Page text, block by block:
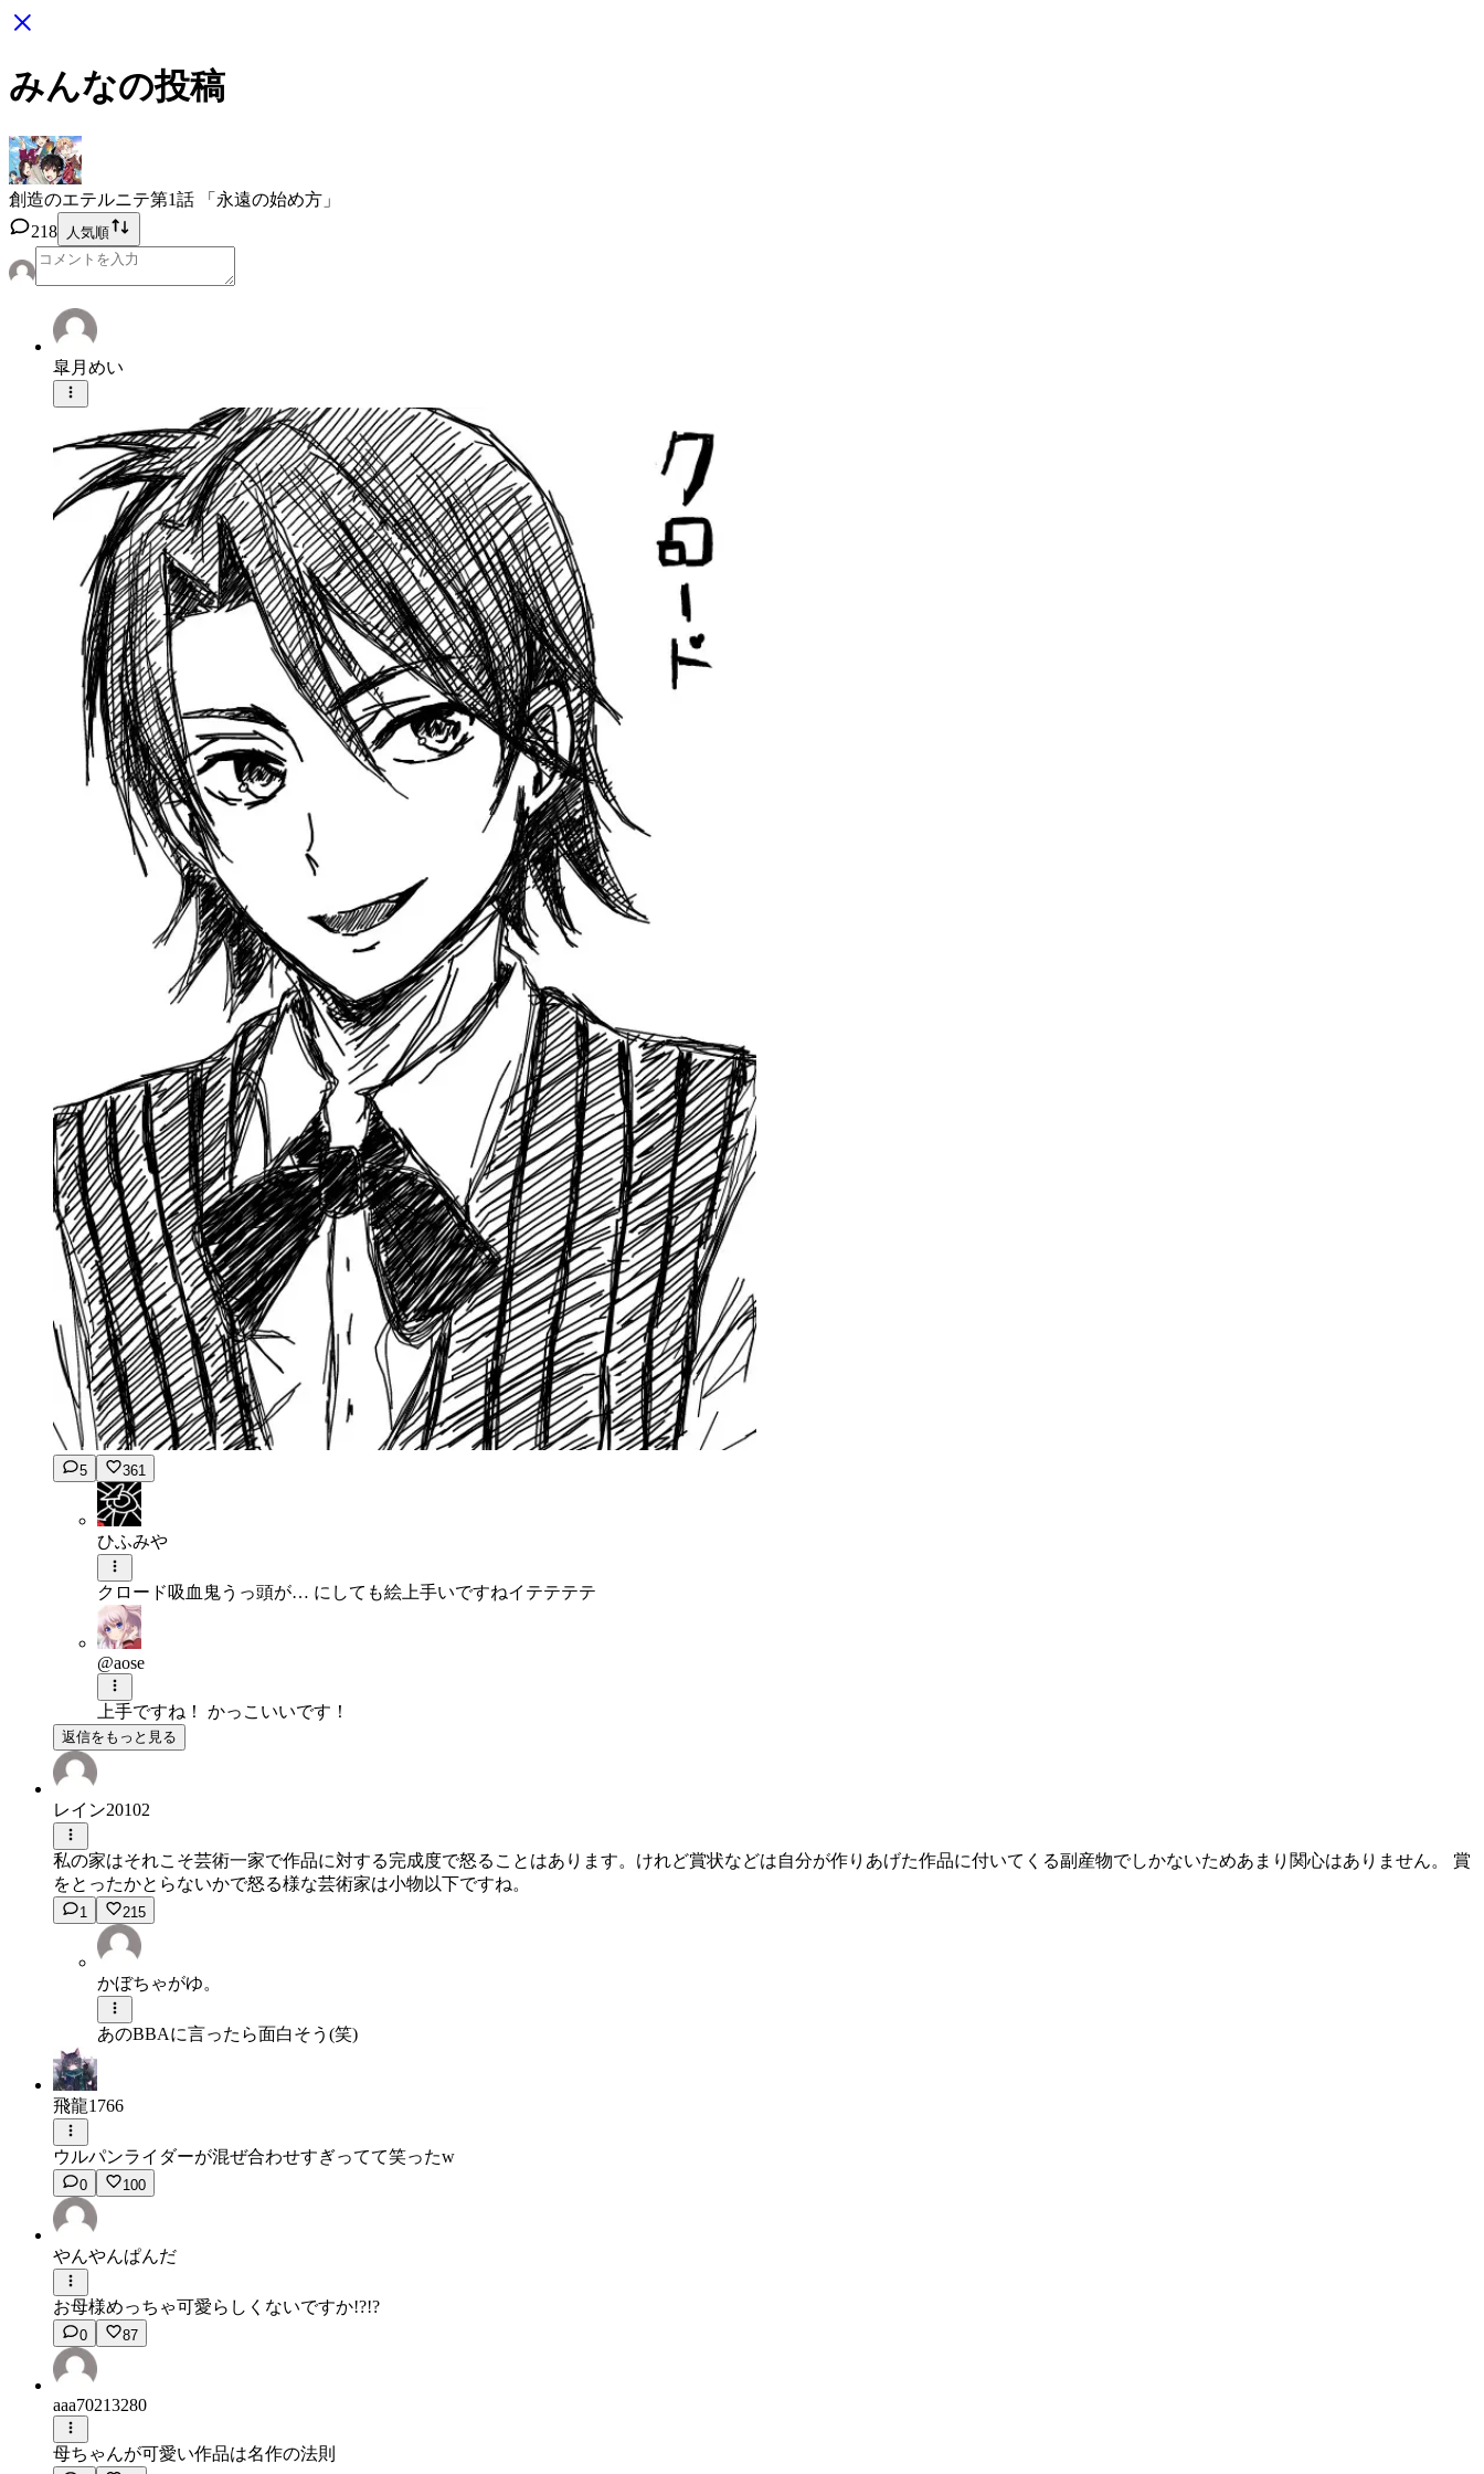
みんなの投稿
創造のエテルニテ第1話 「永遠の始め方」
218
人気順
皐月めい
5 361
ひふみや
クロード吸血鬼うっ頭が… にしても絵上手いですねイテテテテ
@aose
上手ですね！ かっこいいです！
返信をもっと見る
レイン20102
私の家はそれこそ芸術一家で作品に対する完成度で怒ることはあります。けれど賞状などは自分が作りあげた作品に付いてくる副産物でしかないためあまり関心はありません。 賞
をとったかとらないかで怒る様な芸術家は小物以下ですね。
1 215
かぼちゃがゆ。
あのBBAに言ったら面白そう(笑)
飛龍1766
ウルパンライダーが混ぜ合わせすぎってて笑ったw
0 100
やんやんぱんだ
お母様めっちゃ可愛らしくないですか!?!?
0 87
aaa70213280
母ちゃんが可愛い作品は名作の法則